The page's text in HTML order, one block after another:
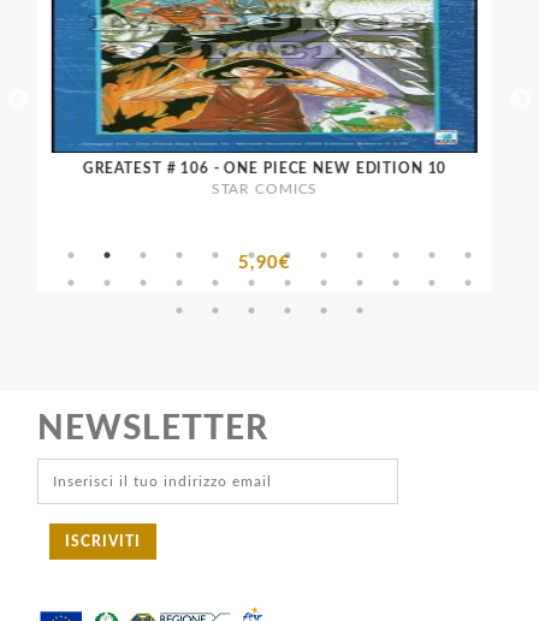
GREATEST # 106 - ONE PIECE NEW EDITION 10
STAR COMICS
5,90€
NEWSLETTER
ISCRIVITI